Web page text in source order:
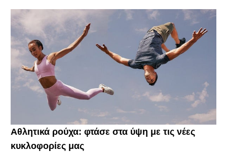
Αθλητικά ρούχα: φτάσε στα ύψη με τις νέες
κυκλοφορίες μας